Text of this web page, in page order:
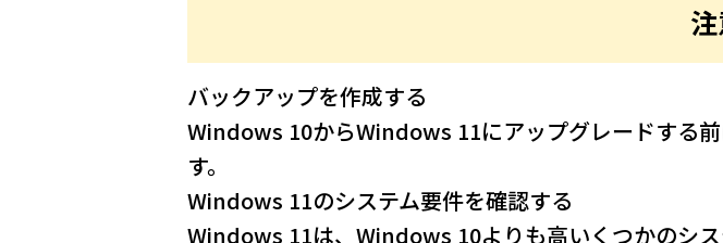
バックアップを作成する
Windows 10からWindows 11にアップグレードする
す。
Windows 11のシステム要件を確認する
Windows 11は、Windows 10よりも高いくつかのシ